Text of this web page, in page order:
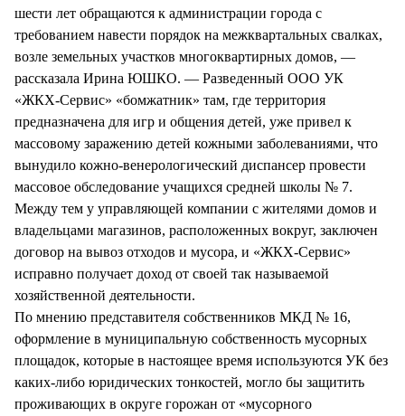
шести лет обращаются к администрации города с
требованием навести порядок на межквартальных свалках,
возле земельных участков многоквартирных домов, —
рассказала Ирина ЮШКО. — Разведенный ООО УК
«ЖКХ-Сервис» «бомжатник» там, где территория
предназначена для игр и общения детей, уже привел к
массовому заражению детей кожными заболеваниями, что
вынудило кожно-венерологический диспансер провести
массовое обследование учащихся средней школы № 7.
Между тем у управляющей компании с жителями домов и
владельцами магазинов, расположенных вокруг, заключен
договор на вывоз отходов и мусора, и «ЖКХ-Сервис»
исправно получает доход от своей так называемой
хозяйственной деятельности.
По мнению представителя собственников МКД № 16,
оформление в муниципальную собственность мусорных
площадок, которые в настоящее время используются УК без
каких-либо юридических тонкостей, могло бы защитить
проживающих в округе горожан от «мусорного